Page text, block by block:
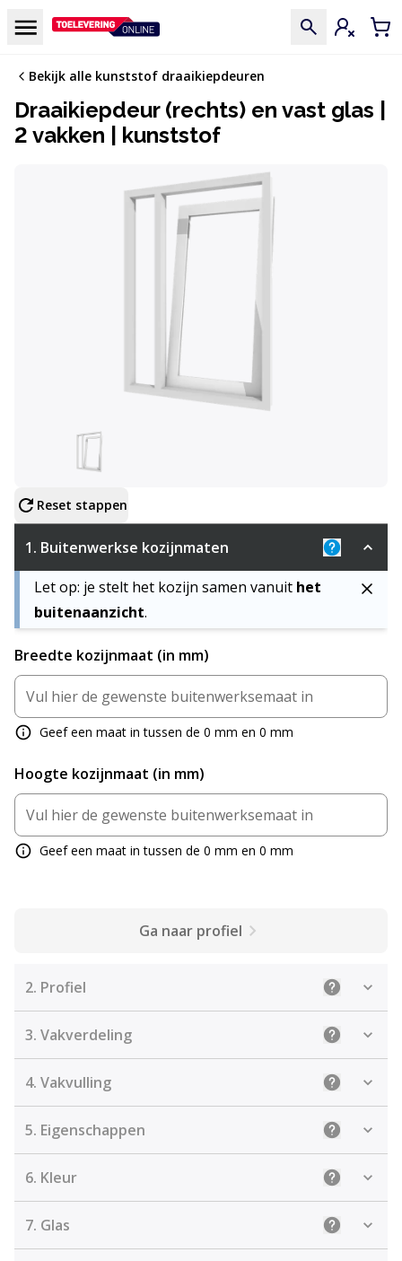
Menu Inloggen
Bekijk alle kunststof draaikiepdeuren
Draaikiepdeur (rechts) en vast glas |
2 vakken | kunststof
Configureer product
Reset stappen
1. Buitenwerkse kozijnmaten
Uitleg: De
Let op: je stelt het kozijn samen vanuit het
buitenaanzicht.
Breedte kozijnmaat (in mm)
Geef een maat in tussen de 0 mm en 0 mm
Hoogte kozijnmaat (in mm)
Geef een maat in tussen de 0 mm en 0 mm
Ga naar profiel
2. Profiel Uitleg:
3. Vakverdeling Uitleg:
4. Vakvulling Uitleg: De
5. Eigenschappen Uitleg:
6. Kleur Uitleg:
7. Glas Uitleg: